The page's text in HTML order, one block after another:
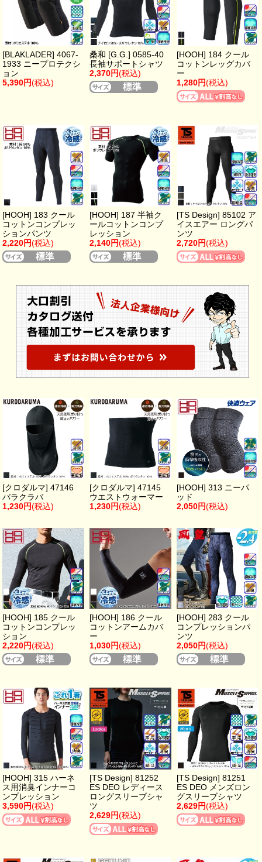
[BLAKLADER] 4067-
1933 ニープロテクシ
ョン
5,390円(税込)
桑和 [G.G.] 0585-40
長袖サポートシャツ
2,370円(税込)
[HOOH] 184 クール
コットンレッグカバ
ー
1,280円(税込)
[HOOH] 183 クール
コットンコンプレッ
ションパンツ
2,220円(税込)
[HOOH] 187 半袖ク
ールコットンコンプ
レッション
2,140円(税込)
[TS Design] 85102 ア
イスエアー ロングパ
ンツ
2,720円(税込)
[クロダルマ] 47146
バラクラバ
1,230円(税込)
[クロダルマ] 47145
ウエストウォーマー
1,230円(税込)
[HOOH] 313 ニーパ
ッド
2,050円(税込)
[HOOH] 185 クール
コットンコンプレッ
ション
2,220円(税込)
[HOOH] 186 クール
コットンアームカバ
ー
1,030円(税込)
[HOOH] 283 クール
コンプレッションパ
ンツ
2,050円(税込)
[HOOH] 315 ハーネ
ス用消臭インナーコ
ンプレッション
3,590円(税込)
[TS Design] 81252
ES DEO レディース
ロングスリーブシャ
ツ
2,629円(税込)
[TS Design] 81251
ES DEO メンズロン
グスリーブシャツ
2,629円(税込)